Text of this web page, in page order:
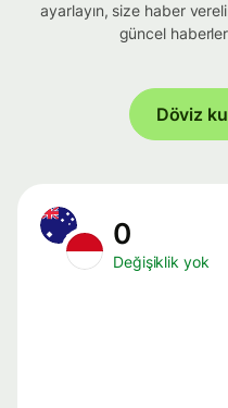
ayarlayın, size haber
güncel
Döviz
0
Değişiklik yok